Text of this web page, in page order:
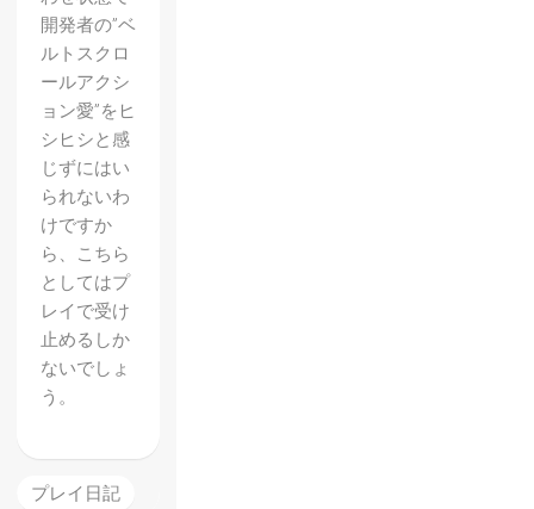
開発者の”ベ
ルトスクロ
ールアクシ
ョン愛”をヒ
シヒシと感
じずにはい
られないわ
けですか
ら、こちら
としてはプ
レイで受け
止めるしか
ないでしょ
う。
プレイ日記
【Toot
h and
Tail】
レビュ
ー パ
ッド操